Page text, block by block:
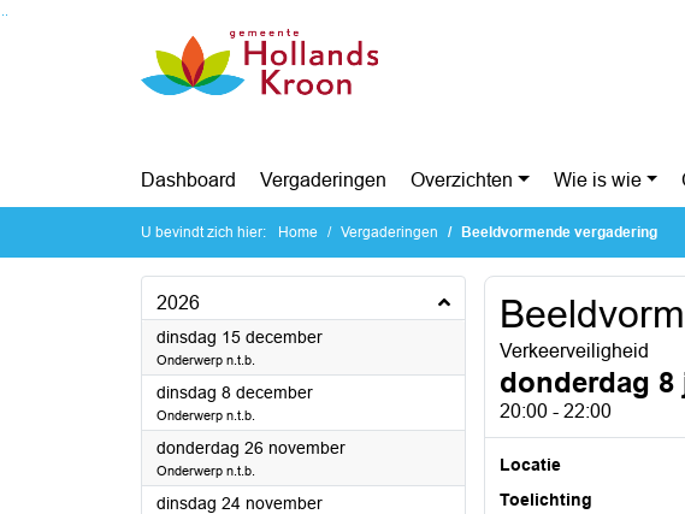
Ga naar de inhoud van deze pagina
Dashboard Vergaderingen Overzichten Wie is wie
U bevindt zich hier: Home Vergaderingen Beeldvormende vergadering
2026
dinsdag 15 december2026
Onderwerp n.t.b.
dinsdag 8 december2026
Onderwerp n.t.b.
donderdag 26 november2026
Onderwerp n.t.b.
dinsdag 24 november2026
Verkeerveiligheid
donderdag 8
20:00 - 22:00
Locatie
Toelichting